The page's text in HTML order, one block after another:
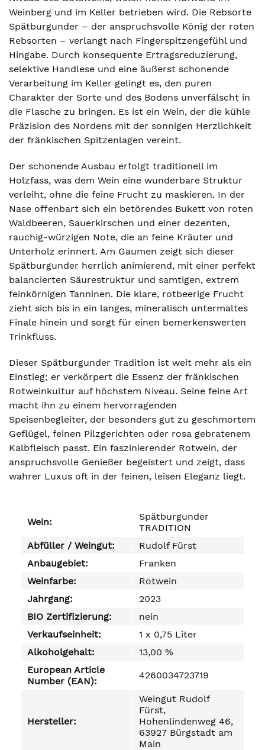
Weinberg und im Keller betrieben wird. Die Rebsorte
Spätburgunder – der anspruchsvolle König der roten
Rebsorten – verlangt nach Fingerspitzengefühl und
Hingabe. Durch konsequente Ertragsreduzierung,
selektive Handlese und eine äußerst schonende
Verarbeitung im Keller gelingt es, den puren
Charakter der Sorte und des Bodens unverfälscht in
die Flasche zu bringen. Es ist ein Wein, der die kühle
Präzision des Nordens mit der sonnigen Herzlichkeit
der fränkischen Spitzenlagen vereint.
Der schonende Ausbau erfolgt traditionell im
Holzfass, was dem Wein eine wunderbare Struktur
verleiht, ohne die feine Frucht zu maskieren. In der
Nase offenbart sich ein betörendes Bukett von roten
Waldbeeren, Sauerkirschen und einer dezenten,
rauchig-würzigen Note, die an feine Kräuter und
Unterholz erinnert. Am Gaumen zeigt sich dieser
Spätburgunder herrlich animierend, mit einer perfekt
balancierten Säurestruktur und samtigen, extrem
feinkörnigen Tanninen. Die klare, rotbeerige Frucht
zieht sich bis in ein langes, mineralisch untermaltes
Finale hinein und sorgt für einen bemerkenswerten
Trinkfluss.
Dieser Spätburgunder Tradition ist weit mehr als ein
Einstieg; er verkörpert die Essenz der fränkischen
Rotweinkultur auf höchstem Niveau. Seine feine Art
macht ihn zu einem hervorragenden
Speisenbegleiter, der besonders gut zu geschmortem
Geflügel, feinen Pilzgerichten oder rosa gebratenem
Kalbfleisch passt. Ein faszinierender Rotwein, der
anspruchsvolle Genießer begeistert und zeigt, dass
wahrer Luxus oft in der feinen, leisen Eleganz liegt.
Wein:
Spätburgunder
TRADITION
Abfüller / Weingut:
Rudolf Fürst
Anbaugebiet:
Franken
Weinfarbe:
Rotwein
Jahrgang:
2023
BIO Zertifizierung:
nein
Verkaufseinheit:
1 x 0,75 Liter
Alkoholgehalt:
13,00 %
European Article
Number (EAN):
4260034723719
Hersteller:
Weingut Rudolf
Fürst,
Hohenlindenweg 46,
63927 Bürgstadt am
Main